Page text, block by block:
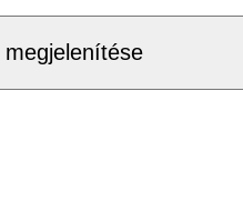
megjelenítése